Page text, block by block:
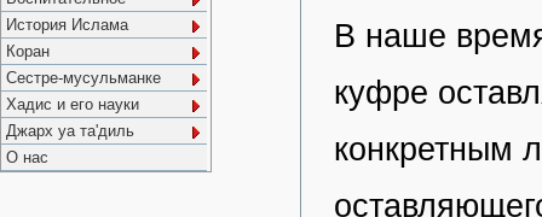
История Ислама
Коран
Сестре-мусульманке
Хадис и его науки
Джарх уа та'диль
О нас
В наше
куфре
конкретным